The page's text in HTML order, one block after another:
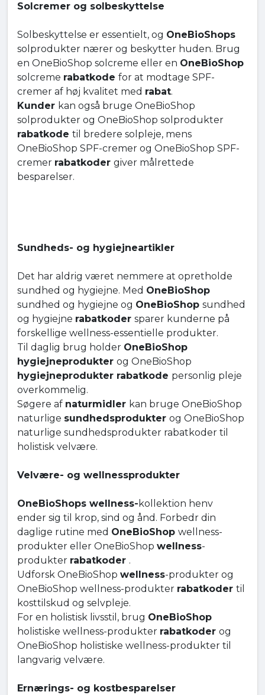
Solcremer og solbeskyttelse
Solbeskyttelse er essentielt, og OneBioShops
solprodukter nærer og beskytter huden. Brug
en OneBioShop solcreme eller en OneBioShop
solcreme rabatkode for at modtage SPF-
cremer af høj kvalitet med rabat.
Kunder kan også bruge OneBioShop
solprodukter og OneBioShop solprodukter
rabatkode til bredere solpleje, mens
OneBioShop SPF-cremer og OneBioShop SPF-
cremer rabatkoder giver målrettede
besparelser.
Sundheds- og hygiejneartikler
Det har aldrig været nemmere at opretholde
sundhed og hygiejne. Med OneBioShop
sundhed og hygiejne og OneBioShop sundhed
og hygiejne rabatkoder sparer kunderne på
forskellige wellness-essentielle produkter.
Til daglig brug holder OneBioShop
hygiejneprodukter og OneBioShop
hygiejneprodukter rabatkode personlig pleje
overkommelig.
Søgere af naturmidler kan bruge OneBioShop
naturlige sundhedsprodukter og OneBioShop
naturlige sundhedsprodukter rabatkoder til
holistisk velvære.
Velvære- og wellnessprodukter
OneBioShops wellness- kollektion henv
ender sig til krop, sind og ånd. Forbedr din
daglige rutine med OneBioShop wellness-
produkter eller OneBioShop wellness-
produkter rabatkoder .
Udforsk OneBioShop wellness-produkter og
OneBioShop wellness-produkter rabatkoder til
kosttilskud og selvpleje.
For en holistisk livsstil, brug OneBioShop
holistiske wellness-produkter rabatkoder og
OneBioShop holistiske wellness-produkter til
langvarig velvære.
Ernærings- og kostbesparelser